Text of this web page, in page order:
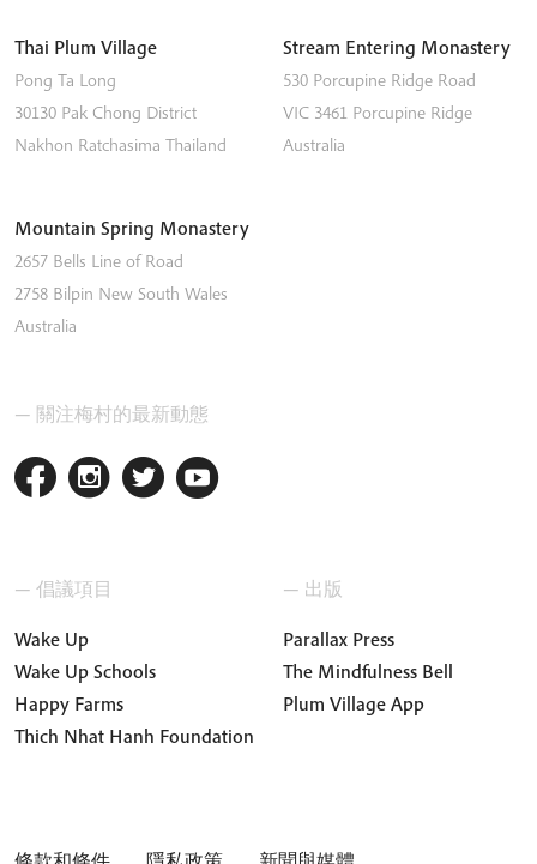
Thai Plum Village
Pong Ta Long
30130 Pak Chong District
Nakhon Ratchasima Thailand
Stream Entering Monastery
530 Porcupine Ridge Road
VIC 3461 Porcupine Ridge
Australia
Mountain Spring Monastery
2657 Bells Line of Road
2758 Bilpin New South Wales
Australia
— 關注梅村的最新動態
— 倡議項目
Wake Up
Wake Up Schools
Happy Farms
Thich Nhat Hanh Foundation
— 出版
Parallax Press
The Mindfulness Bell
Plum Village App